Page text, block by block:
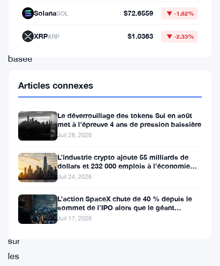
image
marque
basée
sur
les
attiré
attention
significative.
Les
récentes
campagnes
sur
les
SolanaSOL $72.6559 ▼ -1.82%
XRPXRP $1.0363 ▼ -2.33%
Articles connexes
Le déverrouillage des tokens Sui en août
met à l’épreuve 4 ans de pression baissière
Juil 28, 2026
L’industrie crypto ajoute 55 milliards de
dollars et 232 000 emplois à l’économie
américaine
Juil 24, 2026
L’action SpaceX chute de 40 % depuis le
sommet de l’IPO alors que le géant
aérospatial d’Elon Musk fait face
Juil 17, 2026